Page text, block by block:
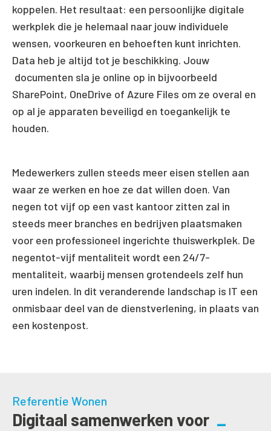
koppelen. Het resultaat: een persoonlijke digitale
werkplek die je helemaal naar jouw individuele
wensen, voorkeuren en behoeften kunt inrichten.
Data heb je altijd tot je beschikking. Jouw
documenten sla je online op in bijvoorbeeld
SharePoint, OneDrive of Azure Files om ze overal en
op al je apparaten beveiligd en toegankelijk te
houden.
Medewerkers zullen steeds meer eisen stellen aan
waar ze werken en hoe ze dat willen doen. Van
negen tot vijf op een vast kantoor zitten zal in
steeds meer branches en bedrijven plaatsmaken
voor een professioneel ingerichte thuiswerkplek. De
negentot-vijf mentaliteit wordt een 24/7-
mentaliteit, waarbij mensen grotendeels zelf hun
uren indelen. In dit veranderende landschap is IT een
onmisbaar deel van de dienstverlening, in plaats van
een kostenpost.
Referentie Wonen
Digitaal samenwerken voor